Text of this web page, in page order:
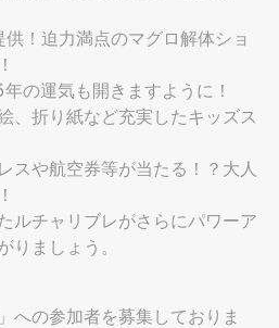
供！迫力満点のマグロ解体ショ
の運気も開きますように！
、折り紙など充実したキッズス
スや航空券等が当たる！？大人
ルチャリブレがさらにパワーア
りましょう。
への参加者を募集しておりま